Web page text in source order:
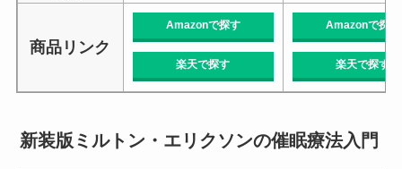
商品リンク
Amazonで探す
楽天で探す
Amazonで探す
楽天で探す
新装版ミルトン・エリクソンの催眠療法入門